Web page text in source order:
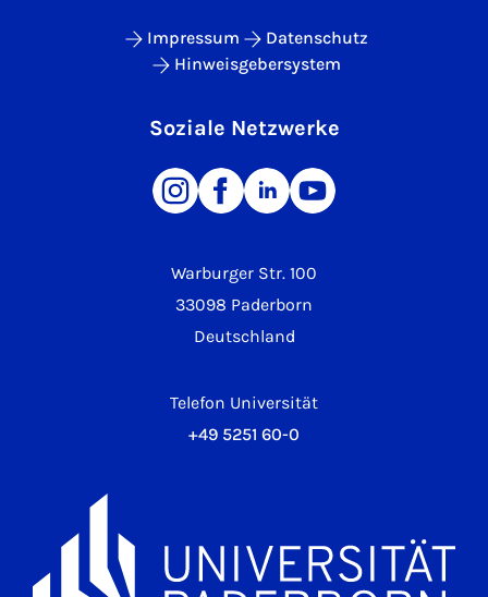
Warburger Str. 100
33098 Paderborn
Deutschland
Telefon Universität
+49 5251 60-0
Impressum
Datenschutz
Hinweisgebersystem
Soziale Netzwerke